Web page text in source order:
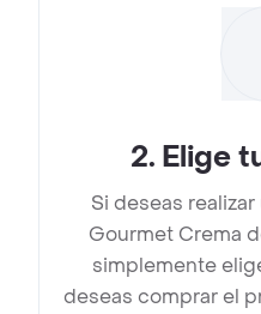
2. Elige
Si deseas
Gourmet Crema
simplemente
deseas comprar el